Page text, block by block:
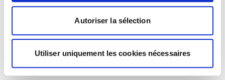
Autoriser la sélection
Utiliser uniquement les cookies nécessaires